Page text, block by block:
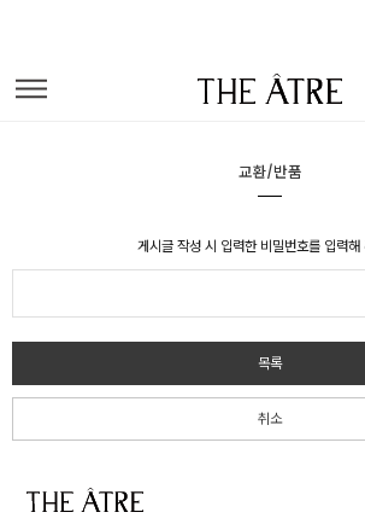
교환/반품
게시글 작성 시 입력한 비밀번호를 입력해
목록
취소